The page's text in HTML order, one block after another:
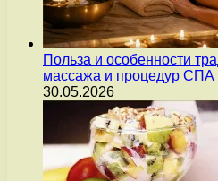
Польза и особенности
массажа и процедур СПА
30.05.2026